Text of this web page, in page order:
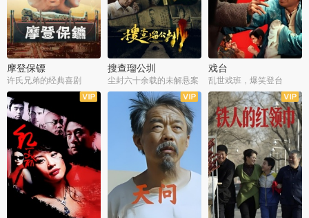
摩登保镖
许氏兄弟的经典喜剧
搜查瑠公圳
尘封六十余载的未解悬案
戏台
乱世戏班，爆笑登台